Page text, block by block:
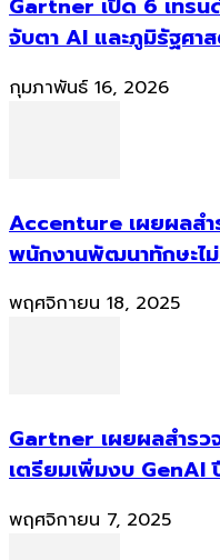
Gartner เปิด 6 เทร
จับตา AI และภูมิรัฐศา
กุมภาพันธ์ 16, 2026
Accenture เผยผลสำ
พนักงานพัฒนาทักษะไ
พฤศจิกายน 18, 2025
Gartner เผยผลสำร
เตรียมเพิ่มงบ GenAI
พฤศจิกายน 7, 2025